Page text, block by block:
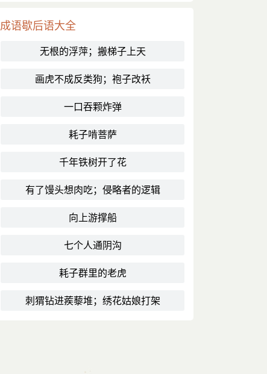
成语歇后语大全
无根的浮萍；搬梯子上天
画虎不成反类狗；袍子改袄
一口吞颗炸弹
耗子啃菩萨
千年铁树开了花
有了馒头想肉吃；侵略者的逻辑
向上游撑船
七个人通阴沟
耗子群里的老虎
刺猬钻进蒺藜堆；绣花姑娘打架